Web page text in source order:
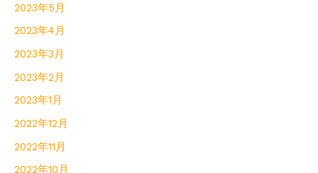
2023年5月
2023年4月
2023年3月
2023年2月
2023年1月
2022年12月
2022年11月
2022年10月